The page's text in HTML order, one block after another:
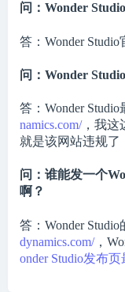
问：Wonder
答：Wonder
问：Wonder
答：Wonder
namics.com/，我这
就是该网站违规了
问：谁能发一个
啊？
答：Wonder
dynamics.com/，
onder Studio发布